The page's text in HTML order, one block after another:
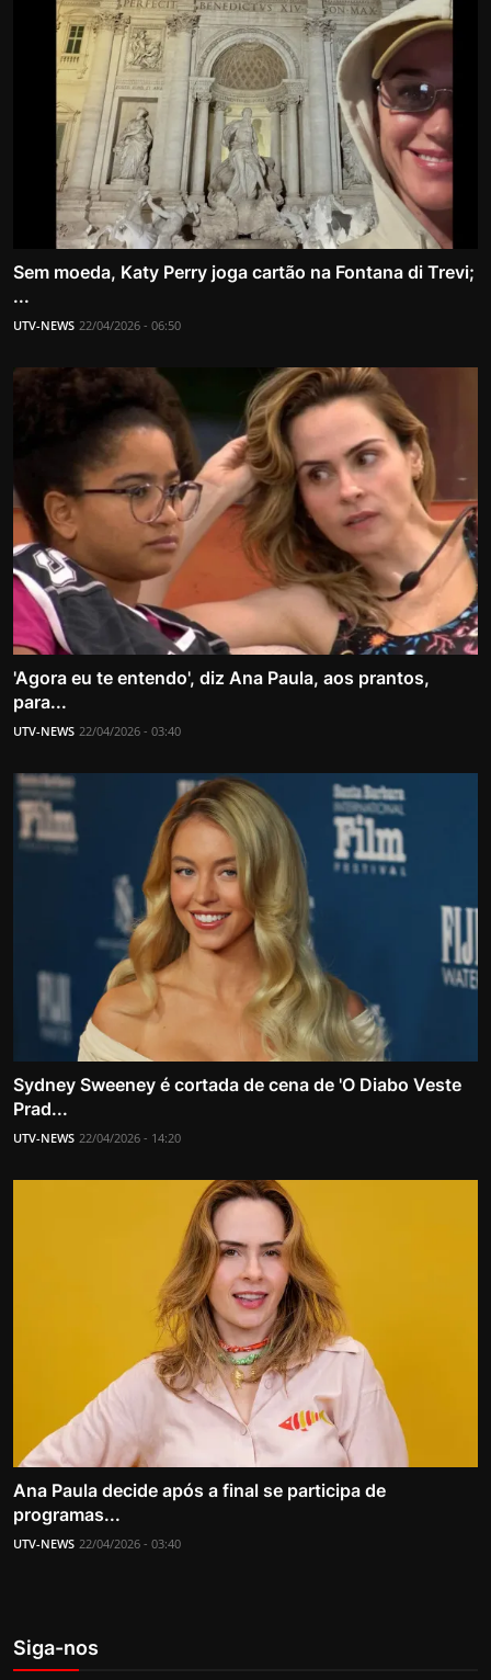
Sem moeda, Katy Perry joga cartão na Fontana di Trevi;
...
UTV-NEWS 22/04/2026 - 06:50
'Agora eu te entendo', diz Ana Paula, aos prantos,
para...
UTV-NEWS 22/04/2026 - 03:40
Sydney Sweeney é cortada de cena de 'O Diabo Veste
Prad...
UTV-NEWS 22/04/2026 - 14:20
Ana Paula decide após a final se participa de
programas...
UTV-NEWS 22/04/2026 - 03:40
Siga-nos